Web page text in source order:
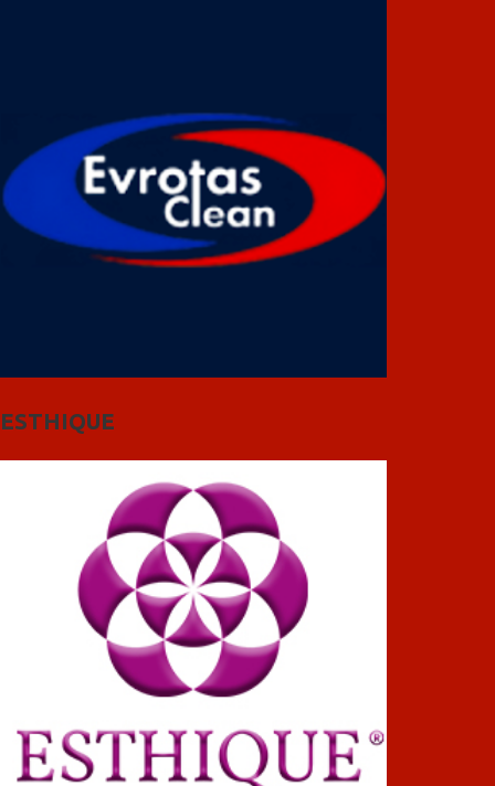
ESTHIQUE